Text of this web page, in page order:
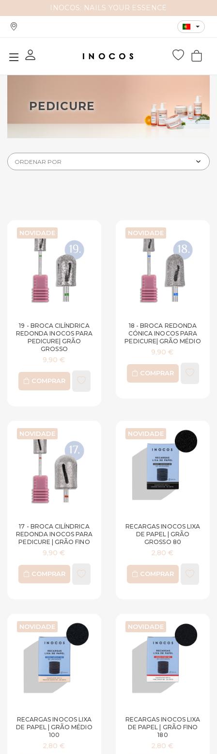
INOCOS: NAILS YOUR ESSENCE
PEDICURE
ORDENAR POR
NOVIDADE
19 - BROCA CILÍNDRICA
REDONDA INOCOS PARA
PEDICURE| GRÃO
GROSSO
9,90 €
COMPRAR
NOVIDADE
18 - BROCA REDONDA
CÓNICA INOCOS PARA
PEDICURE| GRÃO MÉDIO
9,90 €
COMPRAR
NOVIDADE
17 - BROCA CILÍNDRICA
REDONDA INOCOS PARA
PEDICURE | GRÃO FINO
9,90 €
COMPRAR
NOVIDADE
RECARGAS INOCOS LIXA
DE PAPEL | GRÃO
GROSSO 80
2,80 €
COMPRAR
NOVIDADE
RECARGAS INOCOS LIXA
DE PAPEL | GRÃO MÉDIO
100
2,80 €
NOVIDADE
RECARGAS INOCOS LIXA
DE PAPEL | GRÃO FINO
180
2,80 €